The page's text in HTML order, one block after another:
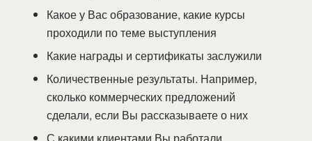
Какое у Вас образование, какие курсы
проходили по теме выступления
Какие награды и сертификаты заслужили
Количественные результаты. Например,
сколько коммерческих предложений
сделали, если Вы рассказываете о них
С какими клиентами Вы работали